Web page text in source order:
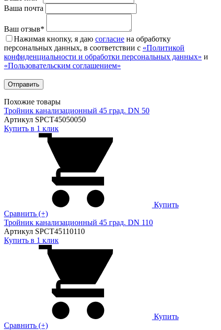
Ваша почта
Ваш отзыв*
Нажимая кнопку, я даю согласие на обработку
персональных данных, в соответствии с «Политикой
конфиденциальности и обработки персональных данных» и
«Пользовательским соглашением»
Похожие товары
Тройник канализационный 45 град. DN 50
Артикул SPCT45050050
Купить в 1 клик
Купить
Сравнить (+)
Тройник канализационный 45 град. DN 110
Артикул SPCT45110110
Купить в 1 клик
Купить
Сравнить (+)